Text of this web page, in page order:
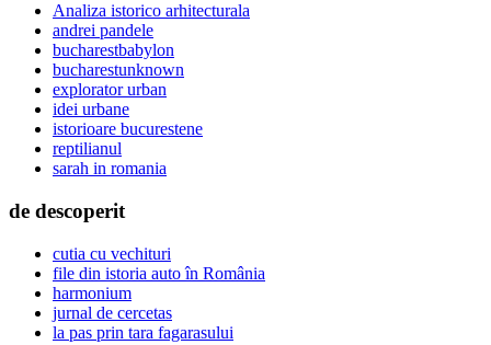
Analiza istorico arhitecturala
andrei pandele
bucharestbabylon
bucharestunknown
explorator urban
idei urbane
istorioare bucurestene
reptilianul
sarah in romania
de descoperit
cutia cu vechituri
file din istoria auto în România
harmonium
jurnal de cercetas
la pas prin tara fagarasului